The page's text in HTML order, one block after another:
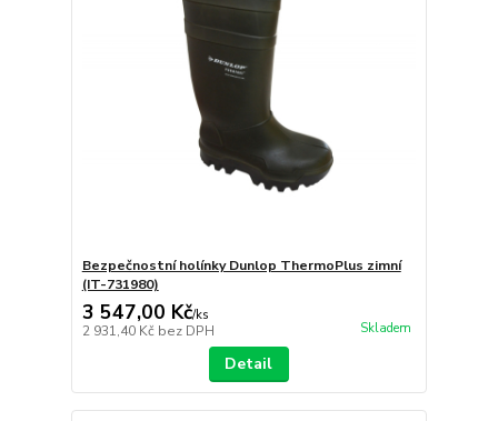
Bezpečnostní holínky Dunlop ThermoPlus zimní
(IT-731980)
3 547,00 Kč/ks
2 931,40 Kč bez DPH Skladem
Detail